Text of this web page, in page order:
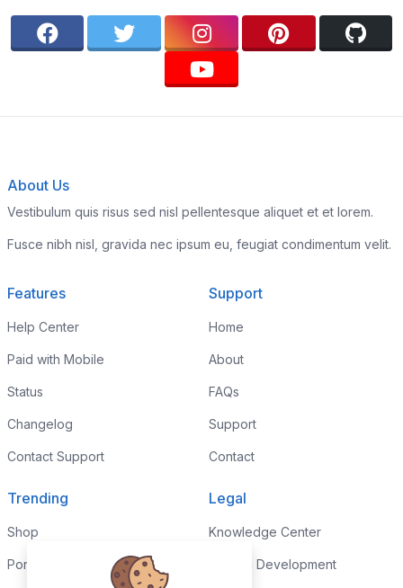
About Us
Vestibulum quis risus sed nisl pellentesque aliquet et et lorem.
Fusce nibh nisl, gravida nec ipsum eu, feugiat condimentum velit.
Features
Help Center
Paid with Mobile
Status
Changelog
Contact Support
Support
Home
About
FAQs
Support
Contact
Trending
Shop
Portfolio
Legal
Knowledge Center
Custom Development